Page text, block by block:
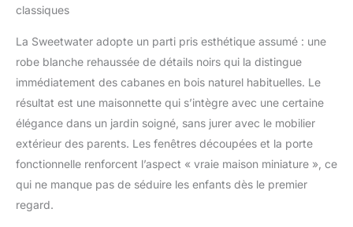
également inclus.
SÉCURITÉ : L'aire de
jeux convient aux
enfants de 2 ans à 10
ans ans. Les portiques
balançoire de Backyard
Discovery répondent
aux exigences de
sécurité de la norme
classiques
La Sweetwater adopte un parti pris esthétique assumé : une
robe blanche rehaussée de détails noirs qui la distingue
immédiatement des cabanes en bois naturel habituelles. Le
résultat est une maisonnette qui s’intègre avec une certaine
élégance dans un jardin soigné, sans jurer avec le mobilier
extérieur des parents. Les fenêtres découpées et la porte
fonctionnelle renforcent l’aspect « vraie maison miniature », ce
qui ne manque pas de séduire les enfants dès le premier
regard.